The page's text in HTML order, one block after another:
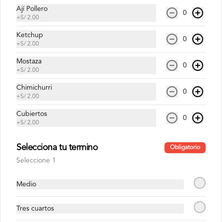
Términos y condiciones
Ají Pollero
+S/ 2.00
0
Ketchup
+S/ 2.00
0
Mostaza
+S/ 2.00
0
Chimichurri
+S/ 2.00
0
Cubiertos
+S/ 2.00
0
Selecciona tu termino Obligatorio
Seleccione 1
Medio
Tres cuartos